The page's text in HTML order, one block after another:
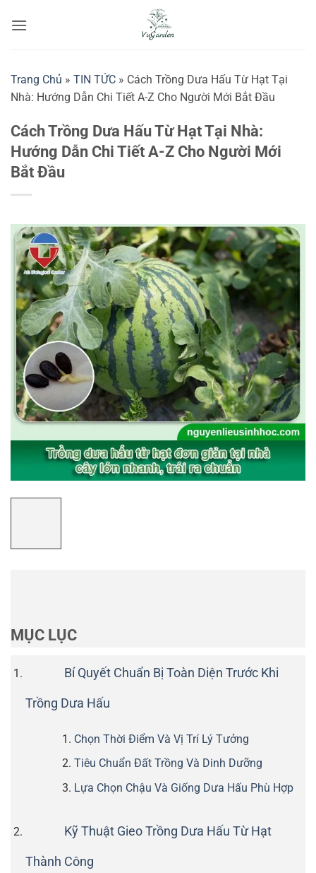
qua
Trang Chủ » TIN TỨC » Cách Trồng Dưa Hấu Từ Hạt Tại
Nhà: Hướng Dẫn Chi Tiết A-Z Cho Người Mới Bắt Đầu
Cách Trồng Dưa Hấu Từ Hạt Tại Nhà:
Hướng Dẫn Chi Tiết A-Z Cho Người Mới
Bắt Đầu
MỤC LỤC
Bí Quyết Chuẩn Bị Toàn Diện Trước Khi
Trồng Dưa Hấu
Chọn Thời Điểm Và Vị Trí Lý Tưởng
Tiêu Chuẩn Đất Trồng Và Dinh Dưỡng
Lựa Chọn Chậu Và Giống Dưa Hấu Phù Hợp
Kỹ Thuật Gieo Trồng Dưa Hấu Từ Hạt
Thành Công